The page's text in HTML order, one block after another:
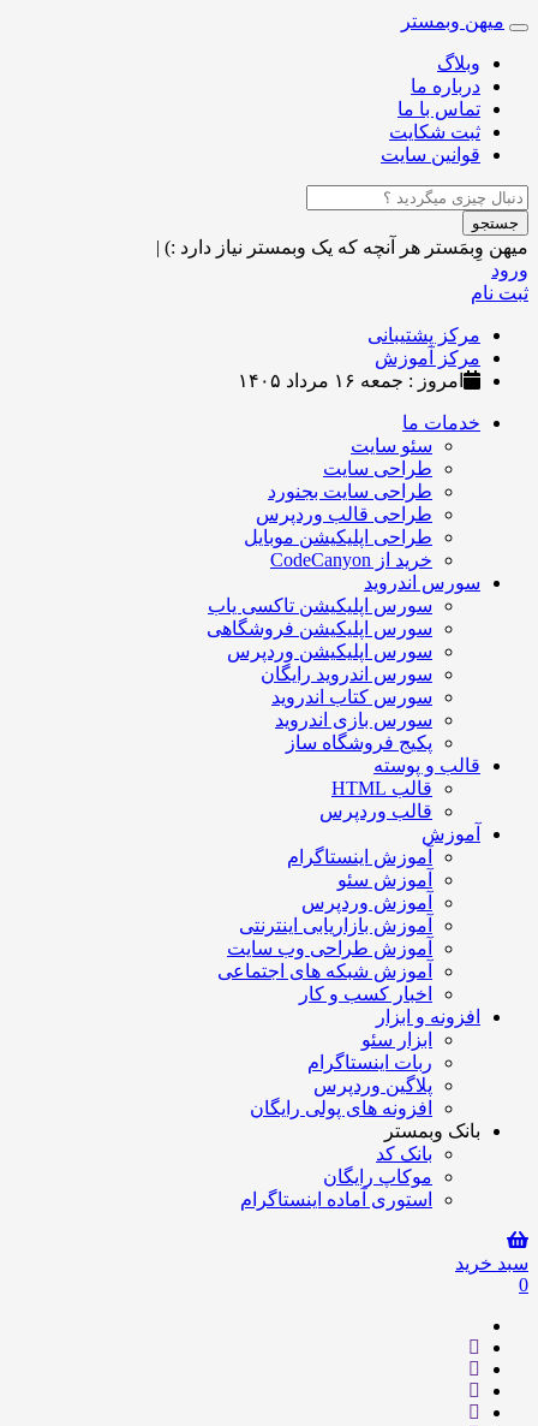
Toggle
navigation
میهن وبمستر
وبلاگ
درباره ما
تماس با ما
ثبت شکایت
قوانین سایت
جستجو
میهن وِبمَستر هر آنچه که یک وبمستر نیاز دارد :) |
ورود
ثبت نام
مرکز پشتیبانی
مرکز آموزش
امروز : جمعه ۱۶ مرداد ۱۴۰۵
خدمات ما
سئو سایت
طراحی سایت
طراحی سایت بجنورد
طراحی قالب وردپرس
طراحی اپلیکیشن موبایل
خرید از CodeCanyon
سورس اندروید
سورس اپلیکیشن تاکسی یاب
سورس اپلیکیشن فروشگاهی
سورس اپلیکیشن وردپرس
سورس اندروید رایگان
سورس کتاب اندروید
سورس بازی اندروید
پکیج فروشگاه ساز
قالب و پوسته
قالب HTML
قالب وردپرس
آموزش
آموزش اینستاگرام
آموزش سئو
آموزش وردپرس
آموزش بازاریابی اینترنتی
آموزش طراحی وب سایت
آموزش شبکه های اجتماعی
اخبار کسب و کار
افزونه و ابزار
ابزار سئو
ربات اینستاگرام
پلاگین وردپرس
افزونه های پولی رایگان
بانک وبمستر
بانک کد
موکاپ رایگان
استوری آماده اینستاگرام
سبد خرید
0